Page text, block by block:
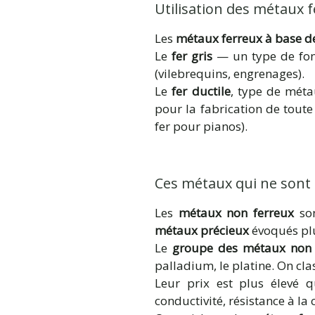
Utilisation des métaux
Les métaux ferreux à base
Lefer gris — un type de
(vilebrequins, engrenages).
Lefer ductile, type de
pour la fabrication de
fer pour pianos).
Ces métaux qui ne
Les métaux non ferreux
métaux précieuxévoqués
Le groupe des métaux
palladium, le platine. On
Leur prix est plus élevé
conductivité, résistance à la